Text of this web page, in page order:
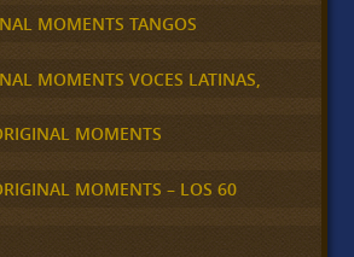
MOMENTS TANGOS
MOMENTS VOCES LATINAS,
MOMENTS
MOMENTS – LOS 60